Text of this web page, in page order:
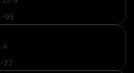
95
А
22